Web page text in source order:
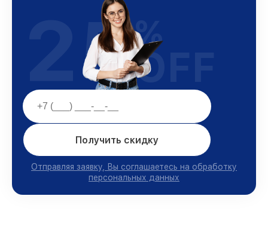
Получить скидку
Отправляя заявку, Вы соглашаетесь на обработку
персональных данных
25%
OFF